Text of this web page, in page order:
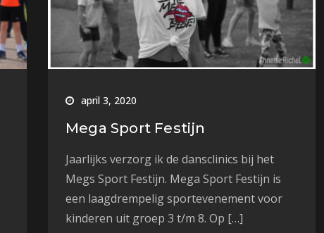
april 3, 2020
Mega Sport Festijn
Jaarlijks verzorg ik de dansclinics bij het
Megs Sport Festijn. Mega Sport Festijn is
een laagdrempelig sportevenement voor
kinderen uit groep 3 t/m 8. Op […]